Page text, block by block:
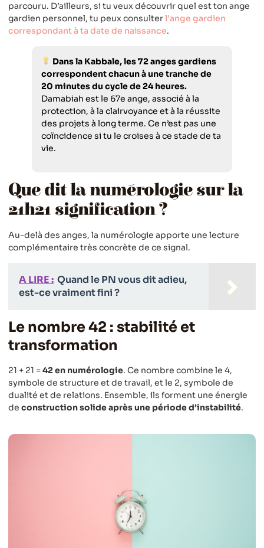
parcouru. D’ailleurs, si tu veux découvrir quel est ton ange
gardien personnel, tu peux consulterl’ange gardien
correspondant à ta date de naissance.
Dans la Kabbale, les 72 anges gardiens
correspondent chacun à une tranche de
20 minutes du cycle de 24 heures.
Damabiah est le 67e ange, associé à la
protection, à la clairvoyance et à la réussite
des projets à long terme. Ce n’est pas une
coïncidence si tu le croises à ce stade de ta
vie.
Que dit la numérologie sur la
21h21 signification ?
Au-delà des anges, la numérologie apporte une lecture
complémentaire très concrète de ce signal.
A LIRE : Quand le PN vous dit adieu,
est-ce vraiment fini ?
Le nombre 42 : stabilité et
transformation
21 + 21 =42 en numérologie. Ce nombre combine le 4,
symbole de structure et de travail, et le 2, symbole de
dualité et de relations. Ensemble, ils forment une énergie
de construction solide après une période d’instabilité.